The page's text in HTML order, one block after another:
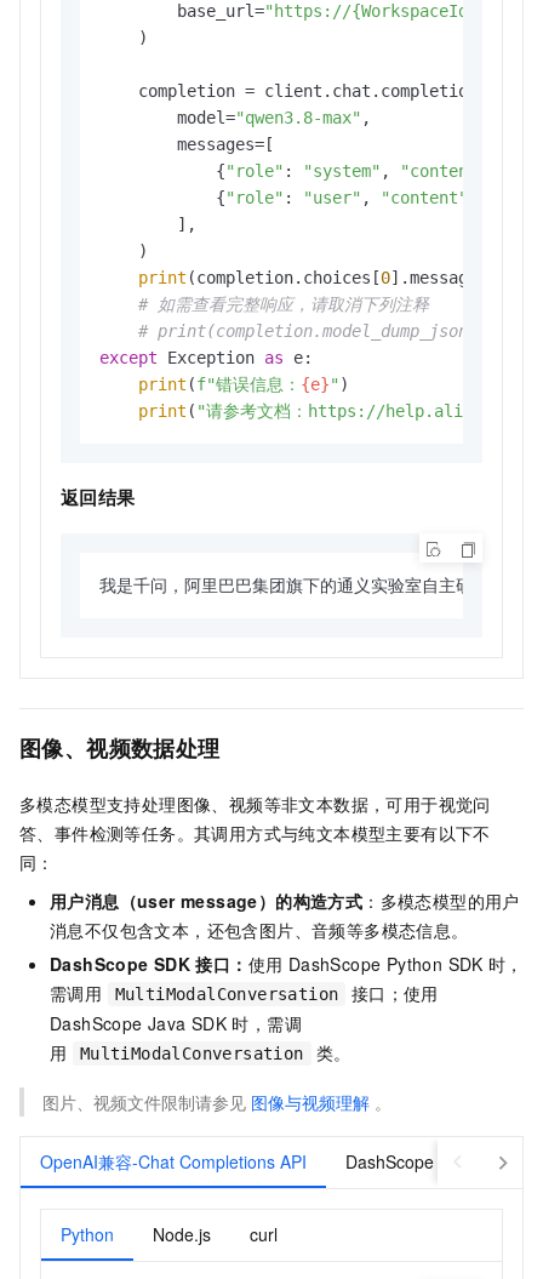
        base_url=
"https://{WorkspaceId}.cn-
    )
completion =
        model=
"qwen3.8-max" ,
        messages=[
            {
"role" : "system" , "content"
            {
"role" : "user" , "content"
        ],
    )
print (completion.choices[0
# 如需查看完整响应，请取消下列注释
# print(completion.model_dump_json())
except Exception as e:
print (f"错误信息： {e}" )
print ( "请参考文档：https://
返回结果
我是千问，阿里巴巴集团旗下的通义实验室自主研发的超
图像、视频数据处理
多模态模型支持处理图像、视频等非文本数据，可用于视觉问
答、事件检测等任务。其调用方式与纯文本模型主要有以下不
同：
用户消息（user message）的构造方式 ：多模态模型的用户
消息不仅包含文本，还包含图片、音频等多模态信息。
DashScope SDK 接口： 使用 DashScope Python SDK 时，
需调用
MultiModalConversation
接口；使用
DashScope Java SDK 时，需调
用
MultiModalConversation 类。
图片、视频文件限制请参见 图像与视频理解 。
OpenAI兼容-Chat Completions API DashScope
Python Node.js curl